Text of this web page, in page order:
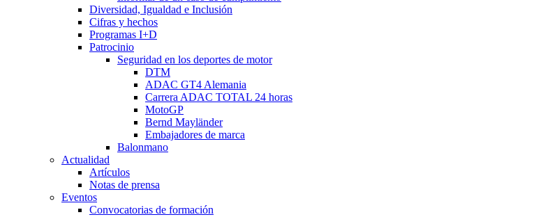
Diversidad, Igualdad e Inclusión
Cifras y hechos
Programas I+D
Patrocinio
Seguridad en los deportes de motor
DTM
ADAC GT4 Alemania
Carrera ADAC TOTAL 24 horas
MotoGP
Bernd Mayländer
Embajadores de marca
Balonmano
Actualidad
Artículos
Notas de prensa
Eventos
Convocatorias de formación